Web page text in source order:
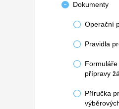
Dokumenty
Operační
Pravidla
přípravy
Příručka